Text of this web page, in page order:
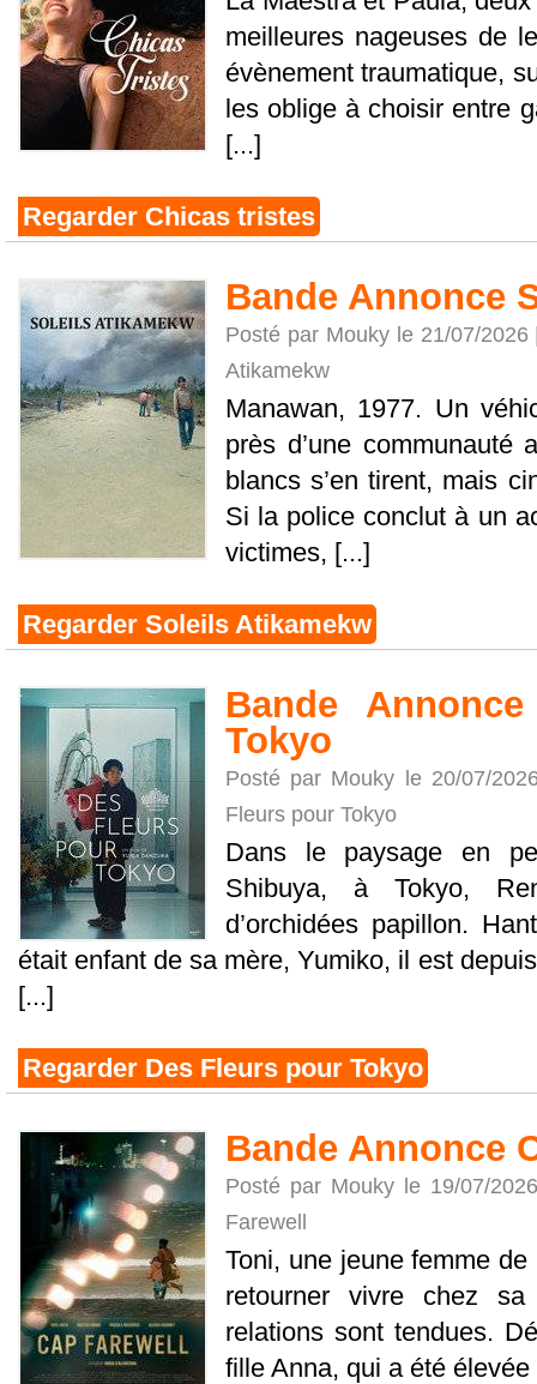
meilleures nageuses de
évènement traumatique,
les oblige à choisir entre
[...]
Regarder Chicas tristes
Bande Annonce
Posté par Mouky le 21/07/
Atikamekw
Manawan, 1977. Un
près d’une communauté
blancs s’en tirent, mais
Si la police conclut à un
victimes, [...]
Regarder Soleils Atikamekw
Bande
Tokyo
Posté par Mouky le 20/07/
Fleurs pour Tokyo
Dans le paysage en
Shibuya, à Tokyo,
d’orchidées papillon.
était enfant de sa mère, Yumiko, il est
[...]
Regarder Des Fleurs pour Tokyo
Bande Annonce
Posté par Mouky le 19/07/
Farewell
Toni, une jeune femme
retourner vivre chez
relations sont tendues.
fille Anna, qui a été élevée